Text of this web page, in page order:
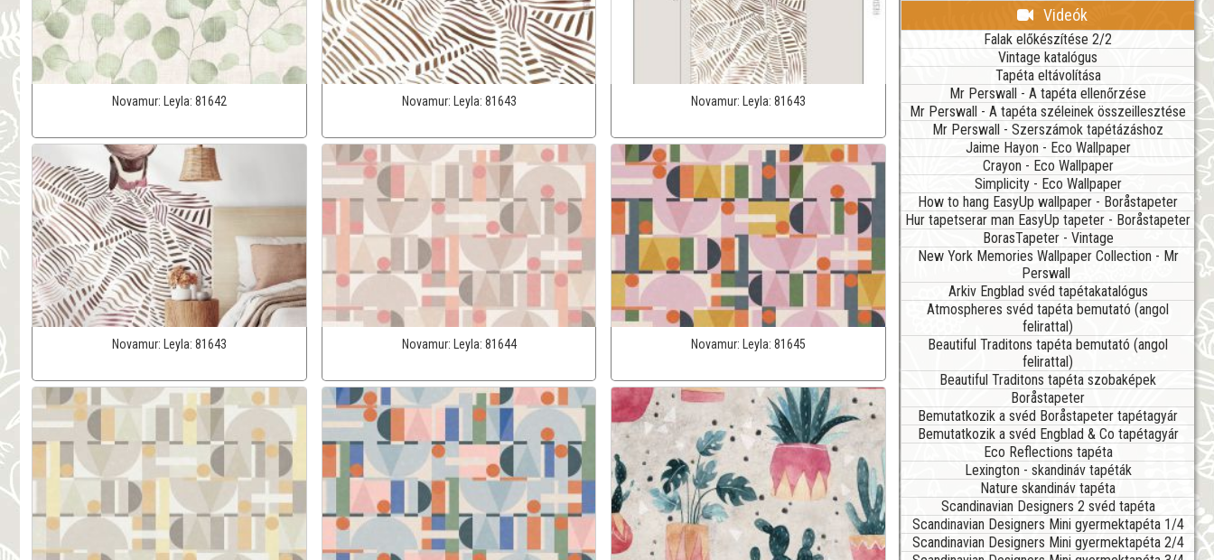
Novamur: Leyla: 81642 Novamur: Leyla: 81643 Novamur: Leyla:81643
Novamur: Leyla: 81643 Novamur: Leyla: 81644 Novamur: Leyla:81645
Videók
Falak előkészítése 2/2
Vintage katalógus
Tapéta eltávolítása
Mr Perswall - A tapéta ellenőrzése
Mr Perswall - A tapéta széleinek összeillesztése
Mr Perswall - Szerszámok tapétázáshoz
Jaime Hayon - Eco Wallpaper
Crayon - Eco Wallpaper
Simplicity - Eco Wallpaper
How to hang EasyUp wallpaper - Boråstapeter
Hur tapetserar man EasyUp tapeter - Boråstapeter
BorasTapeter - Vintage
New York Memories Wallpaper Collection - Mr
Perswall
Arkiv Engblad svéd tapétakatalógus
Atmospheres svéd tapéta bemutató (angol
felirattal)
Beautiful Traditons tapéta bemutató (angol
felirattal)
Beautiful Traditons tapéta szobaképek
Boråstapeter
Bemutatkozik a svéd Boråstapeter tapétagyár
Bemutatkozik a svéd Engblad & Co tapétagyár
Eco Reflections tapéta
Lexington - skandináv tapéták
Nature skandináv tapéta
Scandinavian Designers 2 svéd tapéta
Scandinavian Designers Mini gyermektapéta 1/4
Scandinavian Designers Mini gyermektapéta 2/4